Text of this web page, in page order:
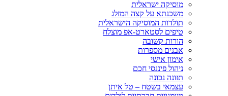
מוסיקה ישראלית
משכנתא על קצה המזלג
תולדות המוסיקה הישראלית
טיפים לסטארט-אפ מוצלח
הורות קשובה
אבנים מספרות
אימון אישי
ניהול פיננסי חכם
תזונה נכונה
עצמאי בשטח – טל איתן